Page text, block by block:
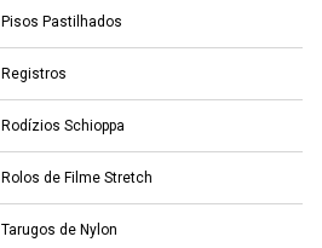
Pisos Pastilhados
Registros
Rodízios Schioppa
Rolos de Filme Stretch
Tarugos de Nylon